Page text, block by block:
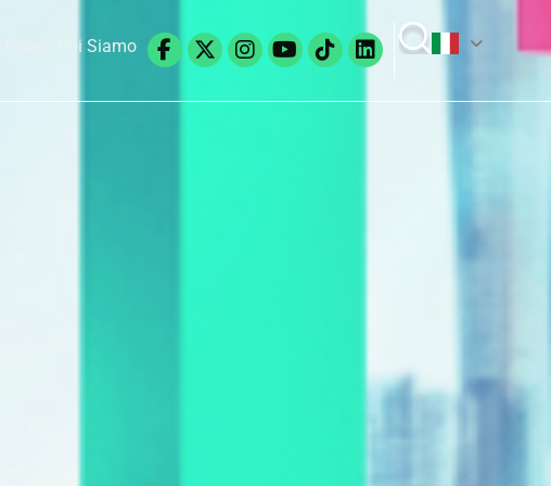
Chi Siamo
Facebook-
f
X-
twitter
Instagram
Youtube
TiktokLinkedin